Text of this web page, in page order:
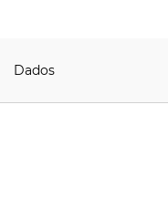
Dados